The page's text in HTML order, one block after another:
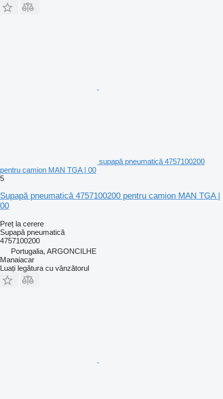
supapă pneumatică 4757100200
pentru camion MAN TGA | 00
5
Supapă pneumatică 4757100200 pentru camion MAN TGA |
00
Preț la cerere
Supapă pneumatică
4757100200
Portugalia, ARGONCILHE
Manaiacar
Luați legătura cu vânzătorul